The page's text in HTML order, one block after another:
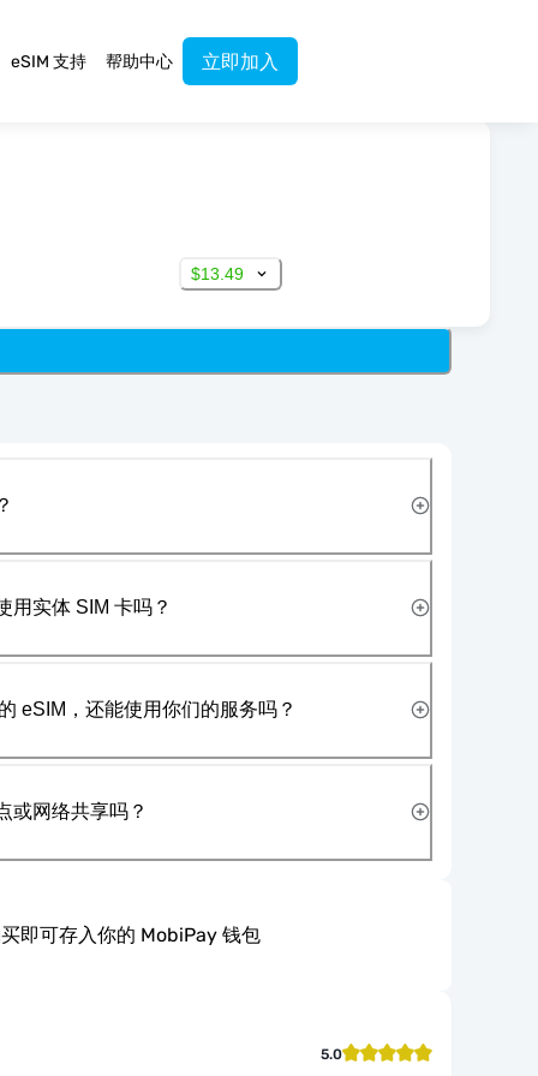
eSIM 支持 帮助中心 立即加入
$13.49
用实体 SIM 卡吗？
eSIM，还能使用你们的服务吗？
或网络共享吗？
即可存入你的 MobiPay 钱包
5.0